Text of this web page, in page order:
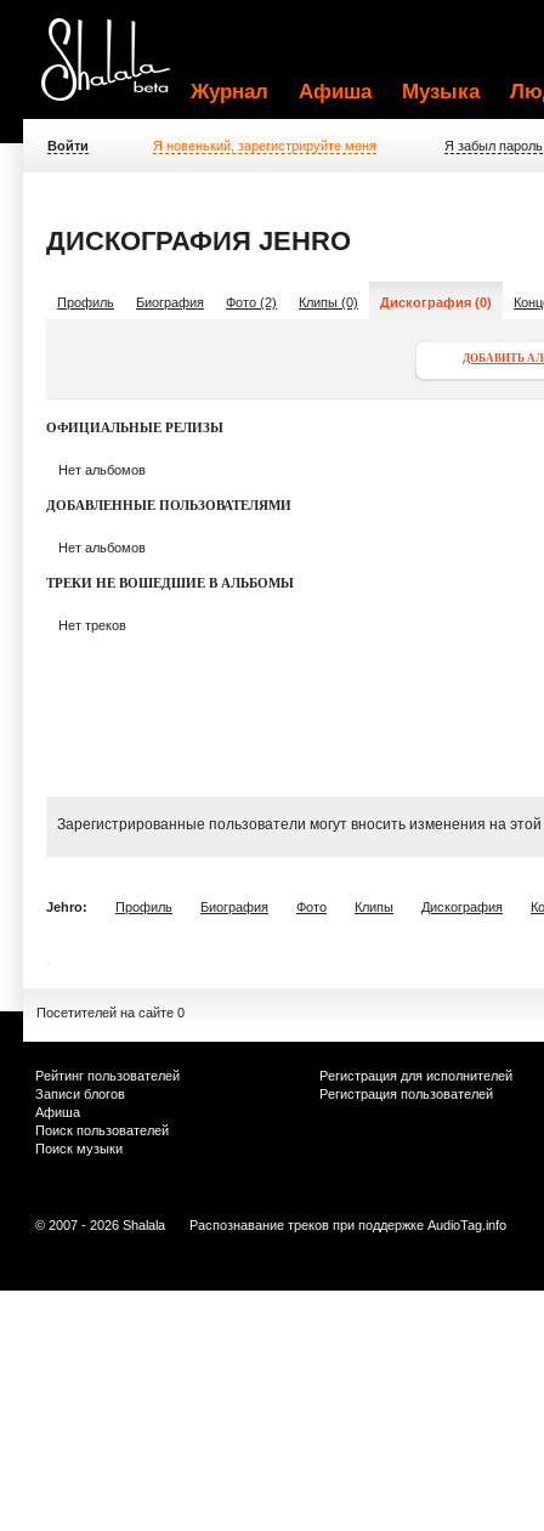
Журнал Афиша Музыка
Войти Я новенький, зарегистрируйте меня Я забыл пароль
ДИСКОГРАФИЯ JEHRO
Профиль Биография Фото (2) Клипы (0) Дискография (0)
ДОБАВИТЬ
ОФИЦИАЛЬНЫЕ РЕЛИЗЫ
Нет альбомов
ДОБАВЛЕННЫЕ ПОЛЬЗОВАТЕЛЯМИ
Нет альбомов
ТРЕКИ НЕ ВОШЕДШИЕ В АЛЬБОМЫ
Нет треков
Зарегистрированные пользователи могут вносить изменения на
Jehro: Профиль Биография Фото Клипы Дискография
Посетителей на сайте 0
Рейтинг пользователей
Записи блогов
Афиша
Поиск пользователей
Поиск музыки
Регистрация для исполнителей
Регистрация пользователей
© 2007 - 2026 Shalala Распознавание треков при поддержке AudioTag.info